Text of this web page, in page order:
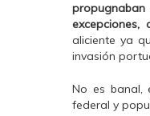
propugnaban
excepciones,
aliciente ya
invasión
No es banal,
federal y